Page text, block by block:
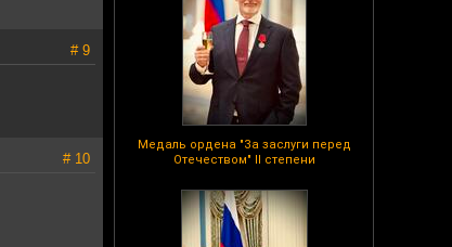
Медаль ордена "За заслуги перед
Отечеством" II степени
# 9
# 10